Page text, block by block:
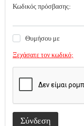
Κωδικός πρόσβασης:
Θυμήσου με
Ξεχάσατε τον κωδικό;
Σύνδεση